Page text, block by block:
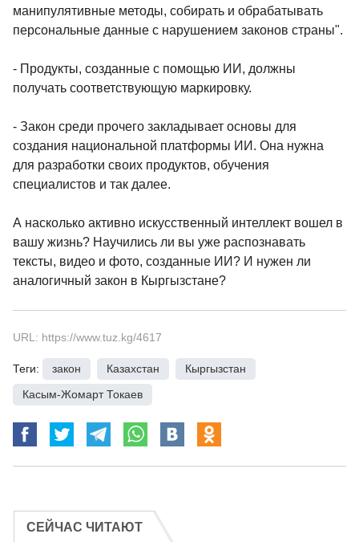
манипулятивные методы, собирать и обрабатывать
персональные данные с нарушением законов страны".
- Продукты, созданные с помощью ИИ, должны
получать соответствующую маркировку.
- Закон среди прочего закладывает основы для
создания национальной платформы ИИ. Она нужна
для разработки своих продуктов, обучения
специалистов и так далее.
А насколько активно искусственный интеллект вошел в
вашу жизнь? Научились ли вы уже распознавать
тексты, видео и фото, созданные ИИ? И нужен ли
аналогичный закон в Кыргызстане?
URL: https://www.tuz.kg/4617
Теги: закон Казахстан Кыргызстан
Касым-Жомарт Токаев
СЕЙЧАС ЧИТАЮТ